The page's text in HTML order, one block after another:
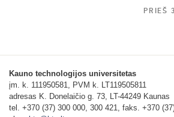
PRIEŠ
Kauno technologijos universitetas
įm. k. 111950581, PVM k. LT119505811
adresas K. Donelaičio g. 73, LT-44249 Kaunas
tel. +370 (37) 300 000, 300 421, faks. +370